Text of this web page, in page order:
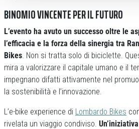
BINOMIO VINCENTE PER IL FUTURO
L’evento ha avuto un successo oltre le
l’efficacia e la forza della sinergia tra
Bikes. Non si tratta solo di biciclette.
mira a valorizzare il capitale umano e il
impegnano difatti attivamente nel
la sostenibilità e l’innovazione.
L’e-bike experience di Lombardo Bikes
rivelata un viaggio condiviso.